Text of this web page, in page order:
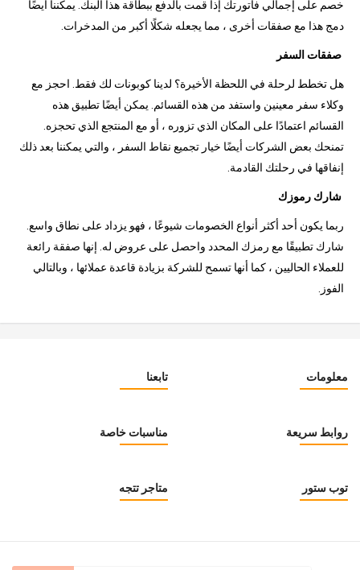
خصم على إجمالي فاتورتك إذا قمت بالدفع ببطاقة هذا البنك. يمكننا أيضًا
دمج هذا مع صفقات أخرى ، مما يجعله شكلًا أكبر من المدخرات.
صفقات السفر
هل تخطط لرحلة في اللحظة الأخيرة؟ لدينا كوبونات لك فقط. احجز مع
وكلاء سفر معينين واستفد من هذه القسائم. يمكن أيضًا تطبيق هذه
القسائم اعتمادًا على المكان الذي تزوره ، أو مع المنتجع الذي تحجزه.
تمنحك بعض الشركات أيضًا خيار تجميع نقاط السفر ، والتي يمكننا بعد ذلك
إنفاقها في رحلتك القادمة.
شارك رموزك
ربما يكون أحد أكثر أنواع الخصومات شيوعًا ، فهو يزداد على نطاق واسع.
شارك تطبيقًا مع رمزك المحدد واحصل على عروض له. إنها صفقة رائعة
للعملاء الحاليين ، كما أنها تسمح للشركة بزيادة قاعدة عملائها ، وبالتالي
الفوز.
تابعنا معلومات
مناسبات خاصة روابط سريعة
متاجر تتجه توب ستور